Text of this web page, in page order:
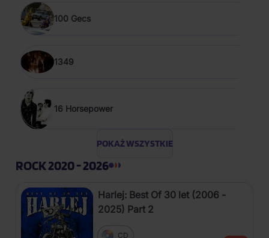
100 Gecs
1349
16 Horsepower
POKAŻ WSZYSTKIE
ROCK 2020 - 2026
Harlej: Best Of 30 let (2006 -
2025) Part 2
CD